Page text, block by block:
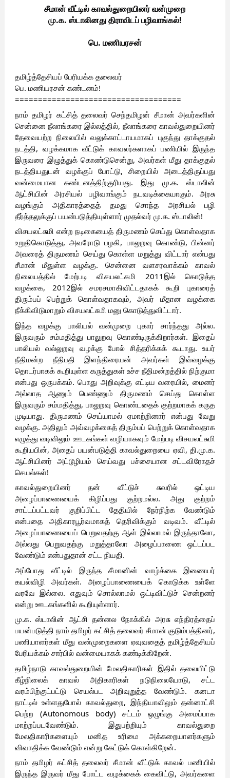
சீமான் வீட்டில் காவல்துறையினர் வன்முறை
மு.க. ஸ்டாலினது திராவிடப் பழிவாங்கல்!
பெ. மணியரசன்
தமிழ்த்தேசியப் பேரியக்க தலைவர்
பெ. மணியரசன் கண்டனம்!
====================================
நாம் தமிழர் கட்சித் தலைவர் செந்தமிழன் சீமான் அவர்களின்
சென்னை நீலாங்கரை இல்லத்தில், நீலாங்கரை காவல்துறையினர்
தேவையற்ற நிலையில் வலுக்காட்டாயமாகப் புகுந்து தாக்குதல்
நடத்தி, வழக்கமாக வீட்டுக் காவலர்களாகப் பணியில் இருந்த
இருவரை இழுத்துக் கொண்டுசென்று, அவர்கள் மீது தாக்குதல்
நடத்தியதுடன் வழக்குப் போட்டு, சிறையில் அடைத்திருப்பது
வன்மையான கண்டனத்திற்குரியது. இது மு.க. ஸ்டாலின்
ஆட்சியின் அரசியல் பழிவாங்கும் நடவடிக்கையாகும். அரசு
வழங்கும் அதிகாரத்தைத் தமது சொந்த அரசியல் பழி
தீர்த்தலுக்குப் பயன்படுத்தியுள்ளார் முதல்வர் மு.க. ஸ்டாலின்!
விசயலட்சுமி என்ற நடிகையைத் திருமணம் செய்து கொள்வதாக
உறுதிகொடுத்து, அவரோடு பழகி, பாலுறவு கொண்டு, பின்னர்
அவரைத் திருமணம் செய்து கொள்ள மறுத்து விட்டார் என்பது
சீமான் மீதுள்ள வழக்கு. சென்னை வளசரவாக்கம் காவல்
நிலையத்தில் மேற்படி விசயலட்சுமி 2011இல் கொடுத்த
வழக்கை, 2012இல் சமரசமாகிவிட்டதாகக் கூறி புகாரைத்
திரும்பப் பெற்றுக் கொள்வதாகவும், அவர் மீதான வழக்கை
நீக்கிவிடுமாறும் விசயலட்சுமி மனு கொடுத்துவிட்டார்.
இந்த வழக்கு பாலியல் வன்முறை புகார் சார்ந்தது அல்ல.
இருவரும் சம்மதித்து பாலுறவு கொண்டிருக்கிறார்கள். இதைப்
பாலியல் வல்லுறவு வழக்கு போல் சித்தரிக்கக் கூடாது. உயர்
நீதிமன்ற நீதிபதி இளந்திரையன் அவர்கள் இவ்வழக்கு
தொடர்பாகக் கூறியுள்ள கருத்துகள் உச்ச நீதிமன்றத்தில் நிற்குமா
என்பது ஒருபக்கம். பொது அறிவுக்கு எட்டிய வரையில், மைனர்
அல்லாத ஆணும் பெண்ணும் திருமணம் செய்து கொள்ள
இருவரும் சம்மதித்து, பாலுறவு கொண்டதைக் குற்றமாகக் கருத
முடியாது. திருமணம் செய்யாமல் ஏமாற்றினார் என்பது வேறு
வழக்கு. அதிலும் அவ்வழக்கைத் திரும்பப் பெற்றுக் கொள்வதாக
எழுத்து வடிவிலும் ஊடகங்கள் வழியாகவும் மேற்படி விசயலட்சுமி
கூறியபின், அதைப் பயன்படுத்தி காவல்துறையை ஏவி, தி.மு.க.
ஆட்சியினர் அட்டூழியம் செய்வது பச்சையான சட்டவிரோதச்
செயல்கள்!
காவல்துறையினர் தன் வீட்டுச் சுவரில் ஒட்டிய
அழைப்பாணையைக் கிழிப்பது குற்றமல்ல. அது குற்றம்
சாட்டப்பட்டவர் குறிப்பிட்ட தேதியில் நேர்நிற்க வேண்டும்
என்பதை அதிகாரபூர்வமாகத் தெரிவிக்கும் வடிவம். வீட்டில்
அழைப்பாணையைப் பெறுவதற்கு ஆள் இல்லாமல் இருந்தாலோ,
அல்லது பெறுவதற்கு மறுத்தாலோ அழைப்பாணை ஒட்டப்பட
வேண்டும் என்பதுதான் சட்ட நியதி.
அப்போது வீட்டில் இருந்த சீமானின் வாழ்க்கை இணையர்
கயல்விழி அவர்கள். அழைப்பாணையைக் கொடுக்க உள்ளே
வரவே இல்லை. எதுவும் சொல்லாமல் ஒட்டிவிட்டுச் சென்றனர்
என்று ஊடகங்களில் கூறியுள்ளார்.
மு.க. ஸ்டாலின் ஆட்சி தன்னல நோக்கில் அரசு எந்திரத்தைப்
பயன்படுத்தி நாம் தமிழர் கட்சித் தலைவர் சீமான் குடும்பத்தினர்,
பணியாளர்கள் மீது வன்முறைகளை ஏவுவதைத் தமிழ்த்தேசியப்
பேரியக்கம் சார்பில் வன்மையாகக் கண்டிக்கிறேன்.
தமிழ்நாடு காவல்துறையின் மேலதிகாரிகள் இதில் தலையிட்டு
கீழ்நிலைக் காவல் அதிகாரிகள் நடுநிலையோடு, சட்ட
வரம்பிற்குட்பட்டு செயல்பட அறிவுறுத்த வேண்டும். கனடா
நாட்டில் உள்ளதுபோல் காவல்துறை, இந்தியாவிலும் தன்னாட்சி
பெற்ற (Autonomous body) சட்டம் ஒழுங்கு அமைப்பாக
மாற்றப்படவேண்டும். இதுபற்றியும் காவல்துறை
மேலதிகாரிகளையும் மனித உரிமை அக்கறையாளர்களும்
விவாதிக்க வேண்டும் என்று கேட்டுக் கொள்கிறேன்.
நாம் தமிழர் கட்சித் தலைவர் சீமான் வீட்டுக் காவல் பணியில்
இருந்த இருவர் மீது போட்ட வழக்கைக் கைவிட்டு, அவர்களை